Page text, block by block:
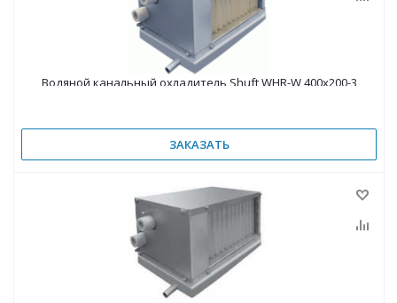
Водяной канальный охладитель Shuft WHR-W 400x200-3
ЗАКАЗАТЬ